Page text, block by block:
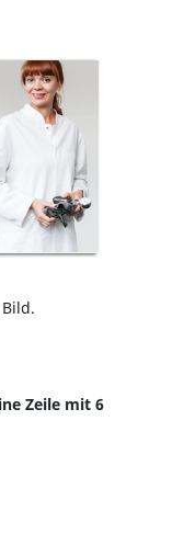
Zeile mit 6